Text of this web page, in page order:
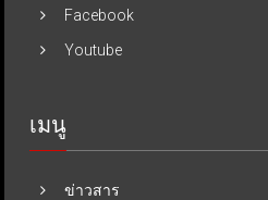
Facebook
Youtube
เมนู
ข่าวสาร